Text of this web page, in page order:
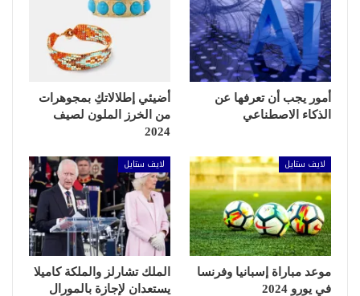
أمور يجب أن تعرفها عن
الذكاء الاصطناعي
أضيئي إطلالاتكِ بمجوهرات
من الخرز الملون لصيف
2024
لايف ستايل
موعد مباراة إسبانيا وفرنسا
في يورو 2024
لايف ستايل
الملك تشارلز والملكة كاميلا
يستعدان لإجازة بالمورال